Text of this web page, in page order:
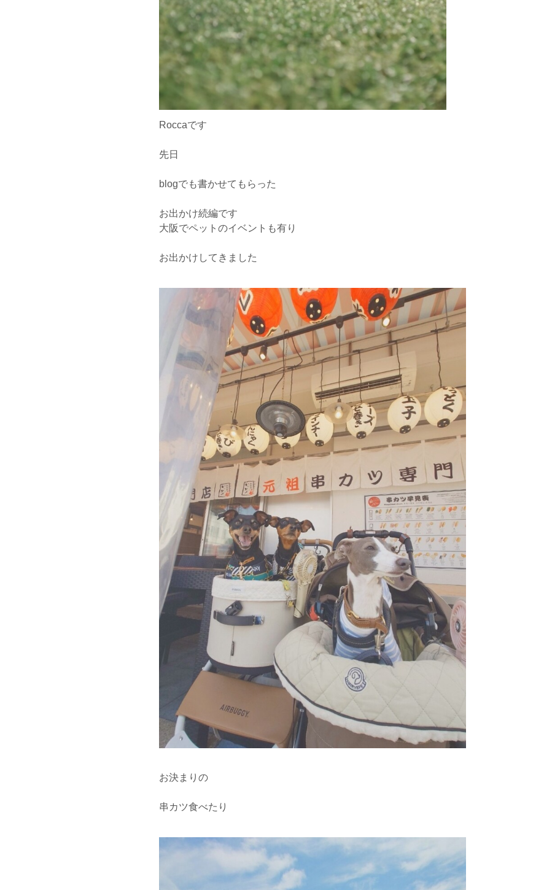
Roccaです
先日
blogでも書かせてもらった
お出かけ続編です
大阪でペットのイベントも有り
お出かけしてきました
お決まりの
串カツ食べたり